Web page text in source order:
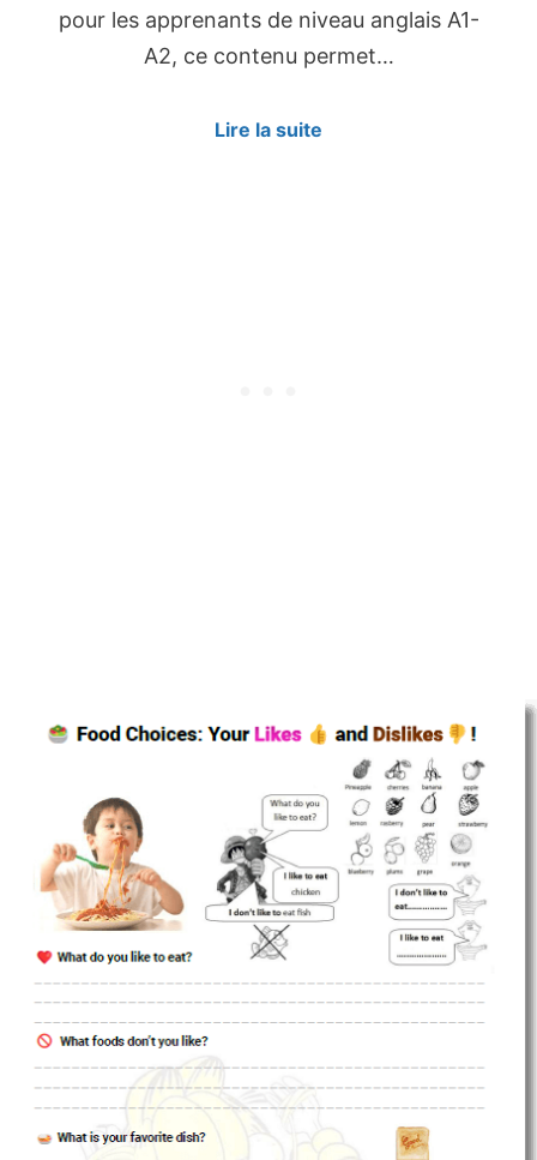
pour les apprenants de niveau anglais A1-
A2, ce contenu permet…
Lire la suite